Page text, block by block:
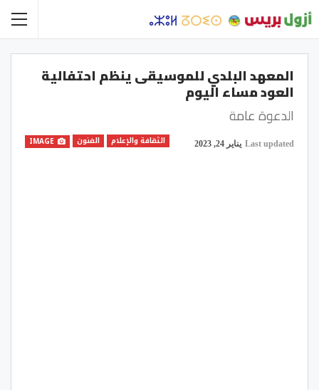
المعهد البلدي للموسيقى ينظم احتفالية
العود مساء اليوم
الدعوة عامة
الثقافة والإعلام الفنون Last updated يناير 24, 2023